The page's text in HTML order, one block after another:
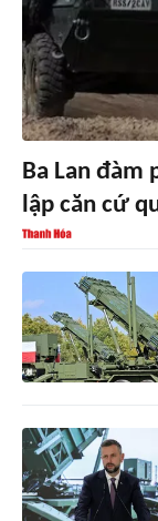
Ba Lan
lập căn cứ